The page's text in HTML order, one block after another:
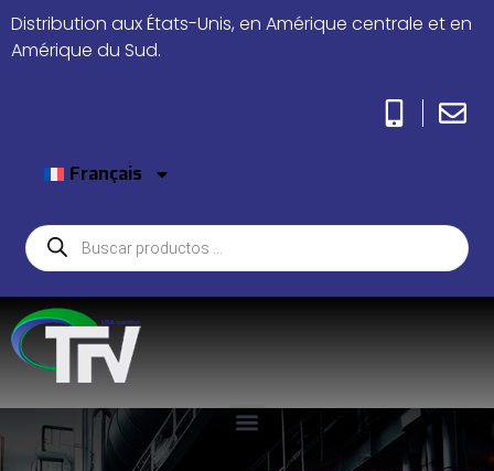
Distribution aux États-Unis, en Amérique centrale et en
Amérique du Sud.
Français